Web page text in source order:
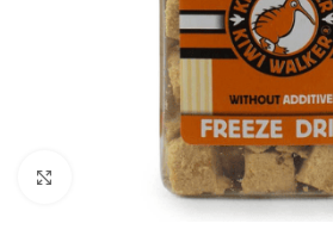
Haga Click para agrandar